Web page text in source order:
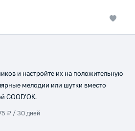
и настройте их на положительную
мелодии или шутки вместо
GOOD’OK.
₽ / 30 дней